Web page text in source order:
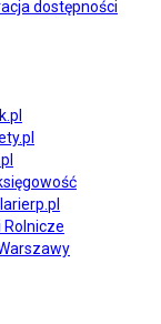
dostępności
Rolnicze